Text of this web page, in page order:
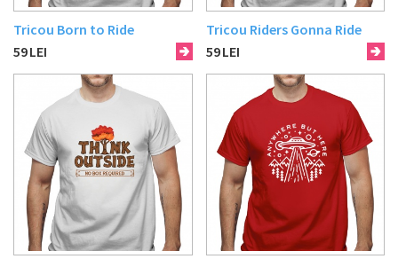
Tricou Born to Ride
59LEI
Tricou Riders Gonna Ride
59LEI